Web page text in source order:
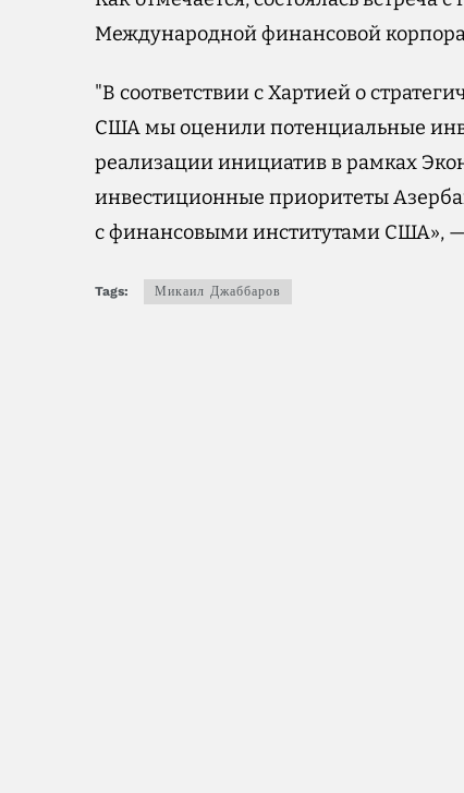
Международной финансовой
"В соответствии с Хартией о
США мы оценили потенциальные
реализации инициатив в рамках
инвестиционные приоритеты
с финансовыми институтами США»,
Tags: Микаил Джаббаров